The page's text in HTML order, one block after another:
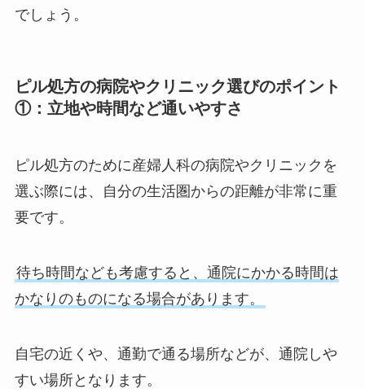
でしょう。
ピル処方の病院やクリニック選びのポイント
①：立地や時間など通いやすさ
ピル処方のために産婦人科の病院やクリニックを
選ぶ際には、自分の生活圏からの距離が非常に重
要です。
待ち時間なども考慮すると、通院にかかる時間は
かなりのものになる場合があります。
自宅の近くや、通勤で通る場所などが、通院しや
すい場所となります。